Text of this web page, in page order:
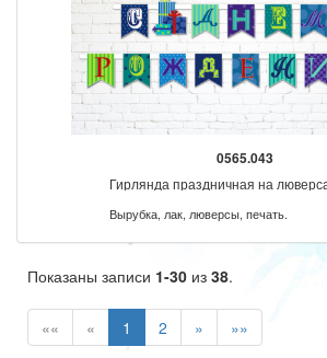
0565.043
Гирлянда праздничная на
Вырубка, лак, люверсы, печать.
Показаны записи 1-30 из 38.
«« « 1 2 » »»